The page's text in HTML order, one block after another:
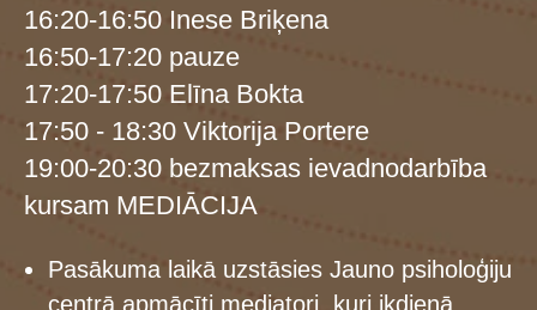
16:20-16:50 Inese Briķena
16:50-17:20 pauze
17:20-17:50 Elīna Bokta
17:50 - 18:30 Viktorija Portere
19:00-20:30 bezmaksas ievadnodarbība
kursam MEDIĀCIJA
Pasākuma laikā uzstāsies Jauno psiholoģiju
centrā apmācīti mediatori, kuri ikdienā